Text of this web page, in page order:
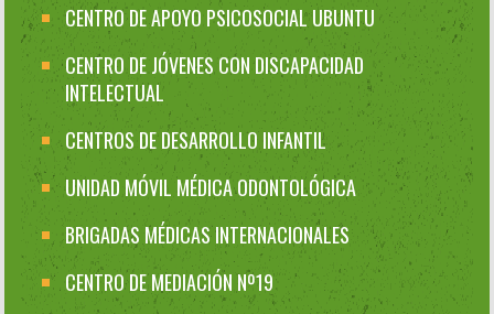
CENTRO DE APOYO PSICOSOCIAL UBUNTU
CENTRO DE JÓVENES CON DISCAPACIDAD
INTELECTUAL
CENTROS DE DESARROLLO INFANTIL
UNIDAD MÓVIL MÉDICA ODONTOLÓGICA
BRIGADAS MÉDICAS INTERNACIONALES
CENTRO DE MEDIACIÓN Nº19